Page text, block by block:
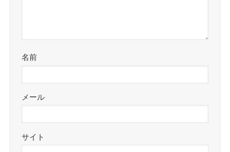
名前
メール
サイト